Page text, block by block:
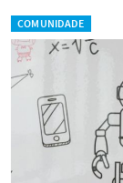
COMUNIDADE